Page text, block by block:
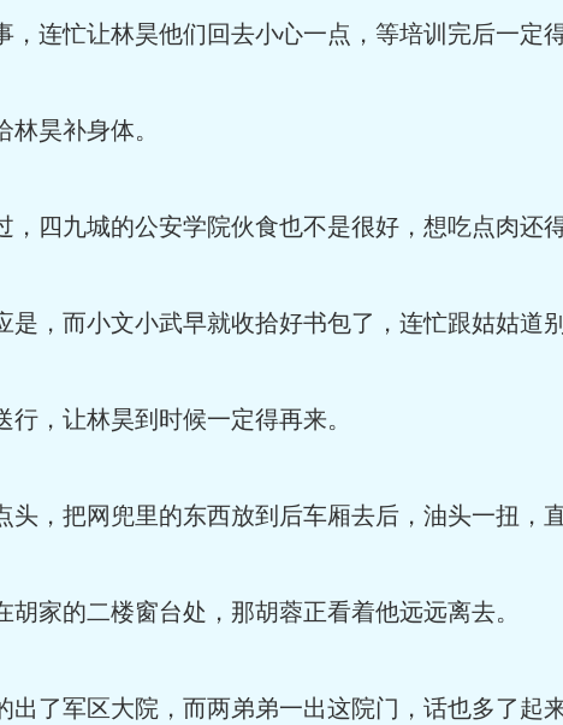
，连忙让林昊他们回去小心一点，等培训完后一定得
昊补身体。
，四九城的公安学院伙食也不是很好，想吃点肉还
是，而小文小武早就收拾好书包了，连忙跟姑姑道
，让林昊到时候一定得再来。
头，把网兜里的东西放到后车厢去后，油头一扭，
胡家的二楼窗台处，那胡蓉正看着他远远离去。
出了军区大院，而两弟弟一出这院门，话也多了起来